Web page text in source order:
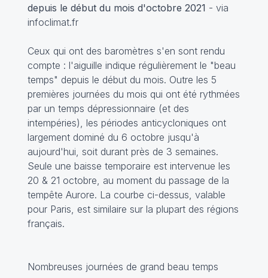
depuis le début du mois d'octobre 2021 - via
infoclimat.fr
Ceux qui ont des baromètres s'en sont rendu
compte : l'aiguille indique régulièrement le "beau
temps" depuis le début du mois. Outre les 5
premières journées du mois qui ont été rythmées
par un temps dépressionnaire (et des
intempéries), les périodes anticycloniques ont
largement dominé du 6 octobre jusqu'à
aujourd'hui, soit durant près de 3 semaines.
Seule une baisse temporaire est intervenue les
20 & 21 octobre, au moment du passage de la
tempête Aurore. La courbe ci-dessus, valable
pour Paris, est similaire sur la plupart des régions
français.
Nombreuses journées de grand beau temps